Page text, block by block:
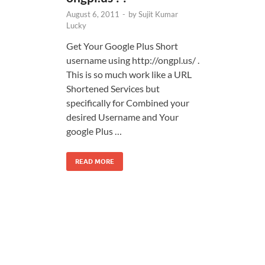
August 6, 2011 - bySujit Kumar
Lucky
Get Your Google Plus Short
username using http://ongpl.us/ .
This is so much work like a URL
Shortened Services but
specifically for Combined your
desired Username and Your
google Plus …
READ MORE